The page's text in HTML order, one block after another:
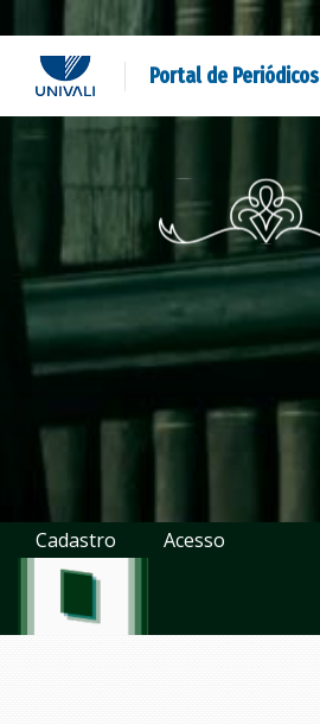
Portal de Periódicos
Cadastro Acesso